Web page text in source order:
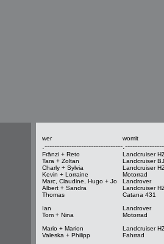
wer womit
.--------------------------------
Fränzi + Reto
Landcruiser
Tara + Zoltan
Landcruiser
Charly + Sylvia
Landcruiser
Kevin + Lorraine
Motorrad
Marc, Claudine, Hugo + Jo
Landrover
Albert + Sandra
Landcruiser
Thomas
Catana 431
Ian
Landrover
Tom + Nina
Motorrad
Mario + Marion
Landcruiser
Valeska + Philipp
Fahrrad